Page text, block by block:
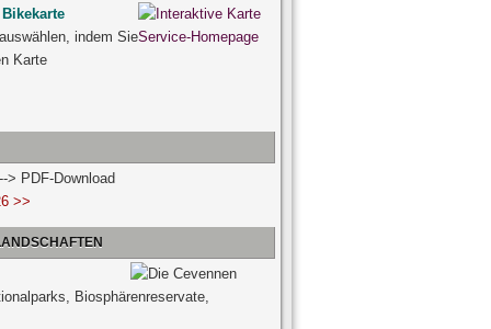
indem Sie
Karte
> PDF-Download
>>
Biosphärenreservate,